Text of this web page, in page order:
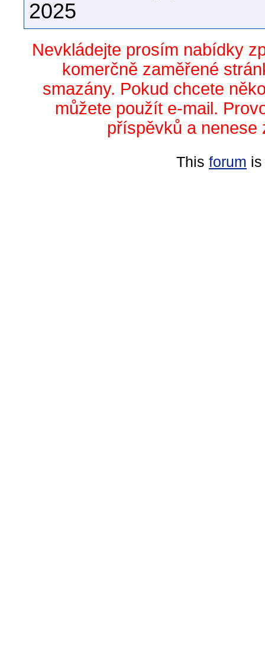
2025
Nevkládejte prosím nabídky
komerčně zaměřené
smazány. Pokud chcete
můžete použít e-mail.
příspěvků a nenese
This forum